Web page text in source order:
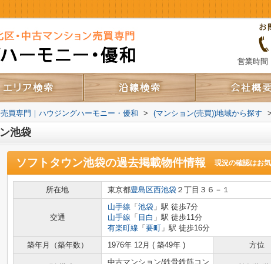
営業時間
買専門｜ハウジングハーモニー・優和 > (マンション(売買))地域から探す
池袋
ソフトタウン池袋の過去掲載物件情報 現況の確認はお
所在地 東京都豊島区西池袋 ２丁目３６－１
交通
山手線 「 池袋 」駅 徒歩7分
山手線 「 目白 」駅 徒歩11分
有楽町線 「 要町 」駅 徒歩16分
築年月（築年数）
1976年 12月 ( 築49年 ) 方位
中古マンション/鉄骨鉄筋コン